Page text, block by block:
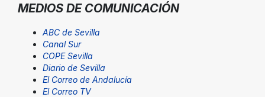
MEDIOS DE COMUNICACIÓN
ABC de Sevilla
Canal Sur
COPE Sevilla
Diario de Sevilla
El Correo de Andalucía
El Correo TV